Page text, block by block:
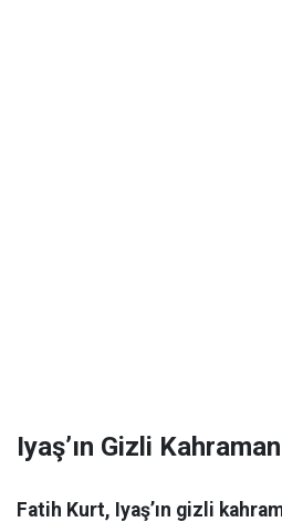
Iyaş’ın Gizli
Fatih Kurt, Iyaş’ın gizli